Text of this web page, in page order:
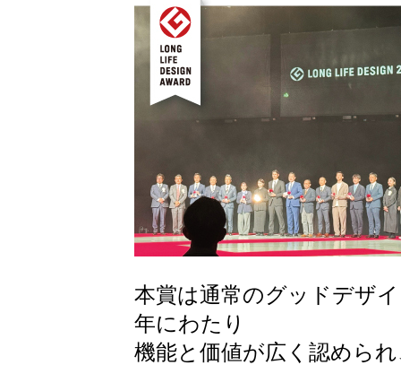
本賞は通常のグッドデザ
年にわたり
機能と価値が広く認めら